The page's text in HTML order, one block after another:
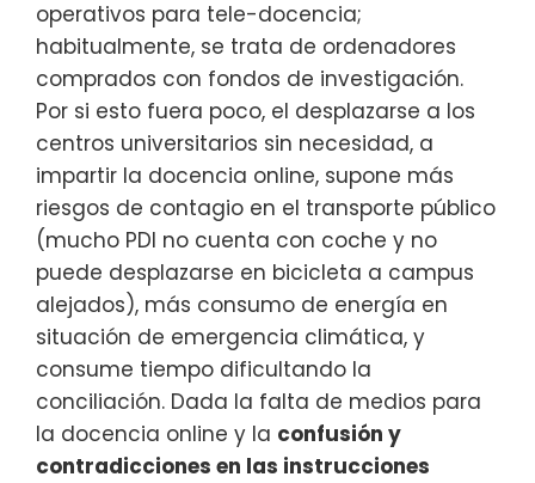
operativos para tele-docencia;
habitualmente, se trata de ordenadores
comprados con fondos de investigación.
Por si esto fuera poco, el desplazarse a los
centros universitarios sin necesidad, a
impartir la docencia online, supone más
riesgos de contagio en el transporte público
(mucho PDI no cuenta con coche y no
puede desplazarse en bicicleta a campus
alejados), más consumo de energía en
situación de emergencia climática, y
consume tiempo dificultando la
conciliación. Dada la falta de medios para
la docencia online y la confusión y
contradicciones en las instrucciones